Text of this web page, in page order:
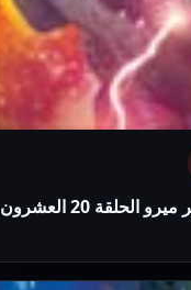
مسلسل سوبر ميرو الحلقة 20 العشرون